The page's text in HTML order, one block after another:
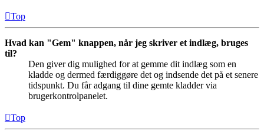
Top
Hvad kan "Gem" knappen, når jeg skriver et indlæg, bruges
til?
Den giver dig mulighed for at gemme dit indlæg som en
kladde og dermed færdiggøre det og indsende det på et senere
tidspunkt. Du får adgang til dine gemte kladder via
brugerkontrolpanelet.
Top